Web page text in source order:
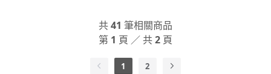
共41 筆相關商品
第 1 頁 ／ 共2頁
1 2